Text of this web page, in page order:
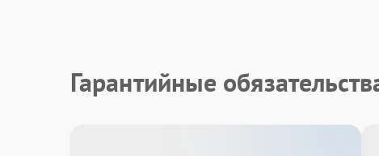
Гарантийные